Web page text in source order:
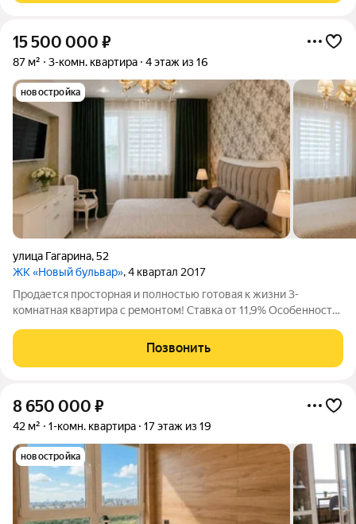
15 500 000 ₽
87 м² 3-комн. квартира 4 этаж из 16
новостройка
улица Гагарина,52
ЖК «Новый бульвар», 4 квартал 2017
Продается просторная и полностью готовая к жизни 3-
комнатная квартира с ремонтом! Ставка от 11,9% Особенности
включает в себя функциональную кухню-гостиную, что
идеально подходит для семейных
Позвонить
8 650 000 ₽
42 м² 1-комн. квартира 17 этаж из 19
новостройка